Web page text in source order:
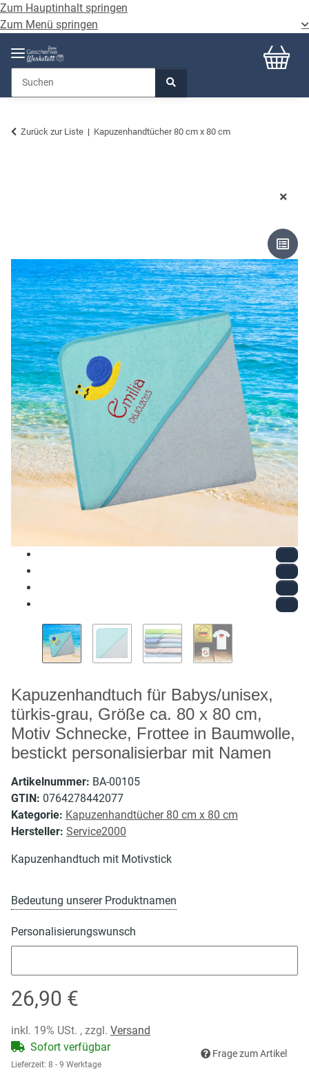
Zum Hauptinhalt springen
Zum Menü springen
Zurück zur Liste Kapuzenhandtücher 80 cm x 80 cm
Kapuzenhandtuch für Babys/unisex,
türkis-grau, Größe ca. 80 x 80 cm,
Motiv Schnecke, Frottee in Baumwolle,
bestickt personalisierbar mit Namen
Artikelnummer: BA-00105
GTIN: 0764278442077
Kategorie: Kapuzenhandtücher 80 cm x 80 cm
Hersteller: Service2000
Kapuzenhandtuch mit Motivstick
Bedeutung unserer Produktnamen
Personalisierungswunsch
26,90 €
inkl. 19% USt. , zzgl. Versand
Sofort verfügbar
Lieferzeit: 8 - 9 Werktage
Frage zum Artikel